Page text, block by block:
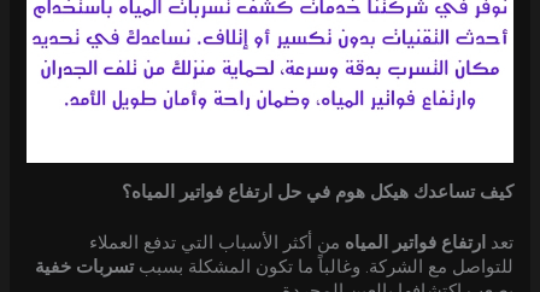
كيف تساعدك هيكل هوم في حل ارتفاع فواتير المياه؟
تعد ارتفاع فواتير المياه من أكثر الأسباب التي تدفع العملاء
للتواصل مع الشركة. وغالباً ما تكون المشكلة بسببتسربات خفية